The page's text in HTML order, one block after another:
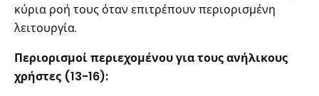
κύρια ροή τους όταν επιτρέπουν περιορισμένη
λειτουργία.
Περιορισμοί περιεχομένου για τους ανήλικους
χρήστες (13-16):